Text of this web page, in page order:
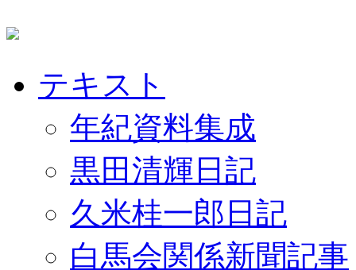
テキスト
年紀資料集成
黒田清輝日記
久米桂一郎日記
白馬会関係新聞記事